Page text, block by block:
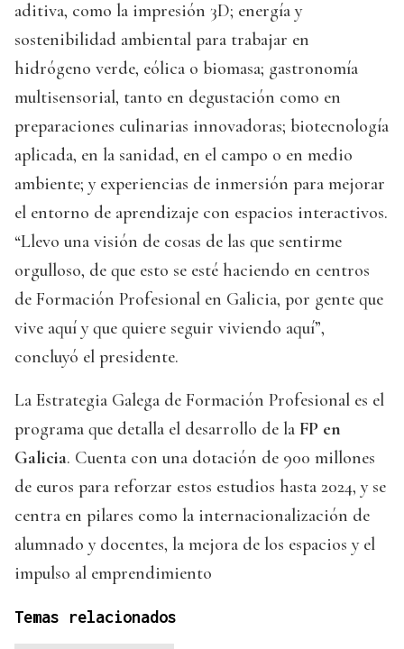
aditiva, como la impresión 3D; energía y
sostenibilidad ambiental para trabajar en
hidrógeno verde, eólica o biomasa; gastronomía
multisensorial, tanto en degustación como en
preparaciones culinarias innovadoras; biotecnología
aplicada, en la sanidad, en el campo o en medio
ambiente; y experiencias de inmersión para mejorar
el entorno de aprendizaje con espacios interactivos.
“Llevo una visión de cosas de las que sentirme
orgulloso, de que esto se esté haciendo en centros
de Formación Profesional en Galicia, por gente que
vive aquí y que quiere seguir viviendo aquí”,
concluyó el presidente.
La Estrategia Galega de Formación Profesional es el
programa que detalla el desarrollo de la FP en
Galicia. Cuenta con una dotación de 900 millones
de euros para reforzar estos estudios hasta 2024, y se
centra en pilares como la internacionalización de
alumnado y docentes, la mejora de los espacios y el
impulso al emprendimiento
Temas relacionados